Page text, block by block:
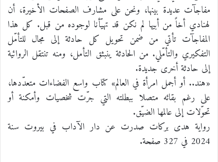
مفاجآت عديدة بينها، ونحن على مشارف الصفحات الأخيرة، أن
لهنادي أخاً من أبيها لم نكن قد تهيّأنا لوجوده من قبل. كل هذا
المفاجآت تأتي من ضمن تحويل كل حادثة إلى مجال للتأمّل
التفكيري والتأمّلي. من الحادثة ينبثق التأمل، ومنه تنتقل الروائية
إلى حادثة أخرى جديدة.
«هند.. أو أجمل امرأة في العالم» كتاب واسع الفضاءات متعدّدها،
على رغم بقائه متصلا ببطلته التي جرّت شخصيات وأمكنة أو
تحوّلات إلى عالمها الضيّق.
رواية هدى بركات صدرت عن دار الآداب في بيروت سنة
2024 في 327 صفحة.